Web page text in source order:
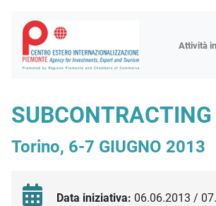
Attività
Torino, 6-7 GIUGNO 2013
Data iniziativa: 06.06.2013 /